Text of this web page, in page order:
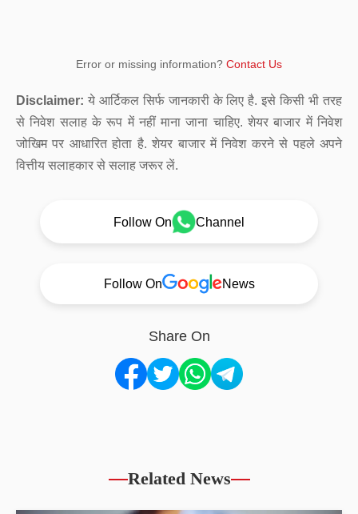
Error or missing information? Contact Us
Disclaimer: ये आर्टिकल सिर्फ जानकारी के लिए है. इसे किसी भी तरह
से निवेश सलाह के रूप में नहीं माना जाना चाहिए. शेयर बाजार में निवेश
जोखिम पर आधारित होता है. शेयर बाजार में निवेश करने से पहले अपने
वित्तीय सलाहकार से सलाह जरूर लें.
Follow On Channel
Follow On News
Share On
Related News